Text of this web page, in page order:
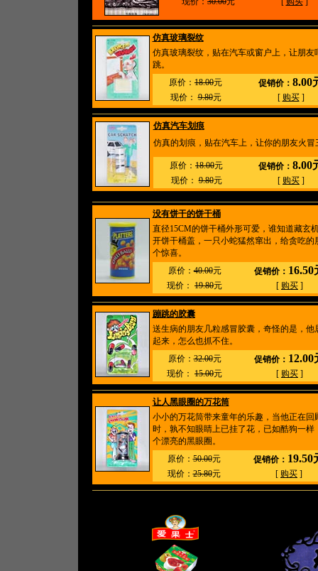
仿真玻璃裂纹
仿真玻璃裂纹，贴在汽车或窗户上，让朋友
跳。
原价： 18.00元 促销价： 8.00
现价：9.80元 [ 购买]
仿真汽车划痕
仿真的划痕，贴在汽车上，让你的朋友火冒
原价： 18.00元 促销价： 8.00
现价：9.80元 [ 购买 ]
没有饼干的饼干桶
直径15CM的饼干桶外形可爱，谁知道藏玄
开饼干桶盖，一只小蛇猛然窜出，给贪吃的
个惊喜。
原价：40.00元 促销价： 16.50
现价： 19.80元 [ 购买 ]
蹦跳的胶囊
送生病的朋友几粒感冒胶囊，奇怪的是，他
起来，怎么也抓不住。
原价：32.00元 促销价： 12.00
现价： 15.00元 [ 购买 ]
让人黑眼圈的万花筒
小小的万花筒带来童年的乐趣，当他正在回
时，孰不知眼睛上已挂了花，已如酷狗一样
个漂亮的黑眼圈。
原价：50.00元 促销价： 19.50
现价：25.80元 [ 购买 ]